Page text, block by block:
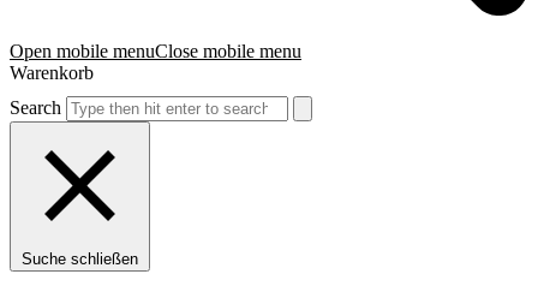
Open mobile menuClose mobile menu
Warenkorb
Search
Suche schließen